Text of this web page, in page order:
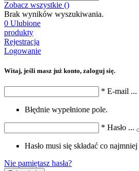
Zobacz wszystkie ()
Brak wyników wyszukiwania.
0 Ulubione
produkty
Rejestracja
Logowanie
Witaj, jeśli masz już konto, zaloguj się.
* E-mail ...
Błędnie wypełnione pole.
* Hasło ...
Hasło musi się składać co
Nie pamiętasz hasła?